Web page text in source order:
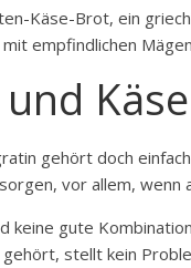
Käse-Brot, ein
empfindlichen
gehört doch
vor allem,
keine gute
stellt kein